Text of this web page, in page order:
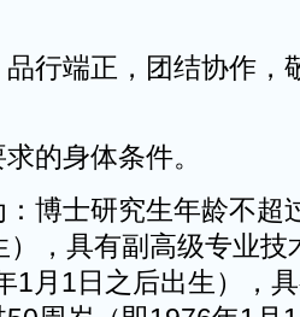
品行端正，团结协作，
的身体条件。
：博士研究生年龄不
），具有副高级专业技
1月1日之后出生），